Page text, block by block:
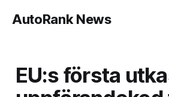
AutoRank News
EU:s första